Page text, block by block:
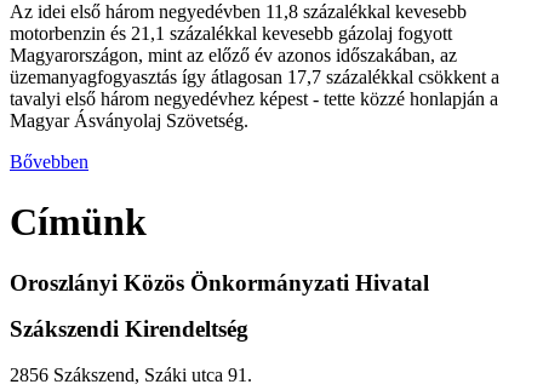
Az idei első három negyedévben 11,8 százalékkal kevesebb
motorbenzin és 21,1 százalékkal kevesebb gázolaj fogyott
Magyarországon, mint az előző év azonos időszakában, az
üzemanyagfogyasztás így átlagosan 17,7 százalékkal csökkent a
tavalyi első három negyedévhez képest - tette közzé honlapján a
Magyar Ásványolaj Szövetség.
Bővebben
Címünk
Oroszlányi Közös Önkormányzati Hivatal
Szákszendi Kirendeltség
2856 Szákszend, Száki utca 91.